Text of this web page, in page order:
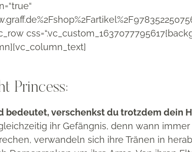
Princess:
bedeutet, verschenkst du trotzdem dein
ihr Gefängnis, denn wann
verwandeln sich ihre Tränen in